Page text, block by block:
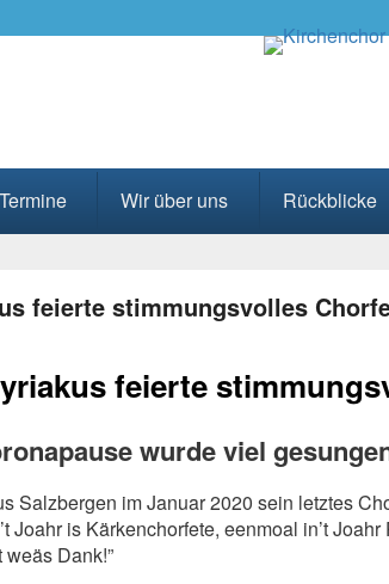
Termine Wir über uns Rückblicke
feierte stimmungsvolles
feierte
wurde viel
Salzbergen im Januar 2020 sein letztes
Joahr is Kärkenchorfete, eenmoal in’t
Dank!”